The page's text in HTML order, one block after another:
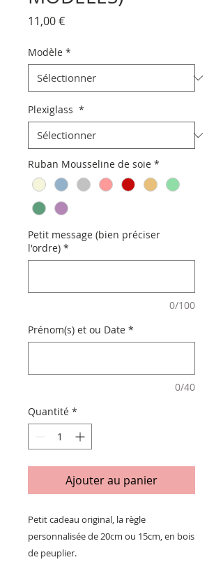
11,00 €Prix
Modèle *
Plexiglass *
Ruban Mousseline de soie *
Petit message (bien préciser
l'ordre) *
0/100
Prénom(s) et ou Date *
0/40
Quantité *
Ajouter au panier
Petit cadeau original, la règle
personnalisée de 20cm ou 15cm, en bois
de peuplier.